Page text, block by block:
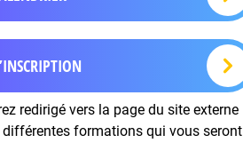
redirigé vers la page du site externe
formations qui vous seront